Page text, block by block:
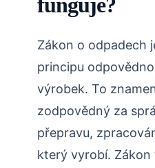
Zákon o odpadech
principu
výrobek. To
zodpovědný za
přepravu,
který vyrobí. Zákon